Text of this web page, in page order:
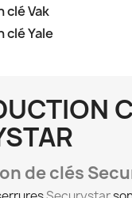
clé Vak
clé Yale
de clés